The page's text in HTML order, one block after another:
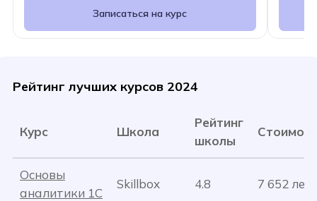
Записаться на курс
Рейтинг лучших курсов 2024
Курс Школа
Рейтинг
школы
Основы
аналитики 1C
Skillbox 4.8 7 652 лей